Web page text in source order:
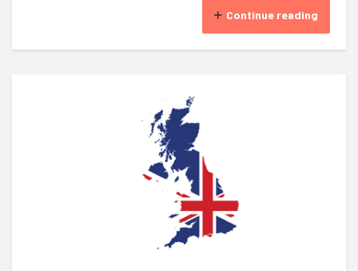
Continue reading